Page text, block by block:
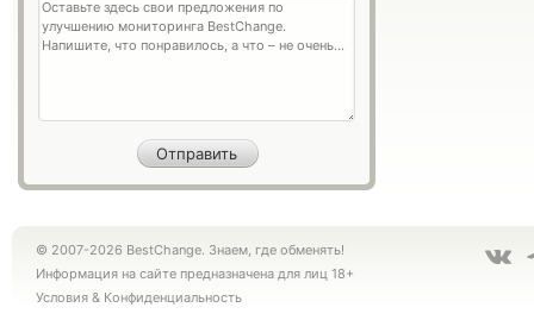
© 2007-2026 BestChange. Знаем, где обменять!
Информация на сайте предназначена для лиц 18+
Условия & Конфиденциальность